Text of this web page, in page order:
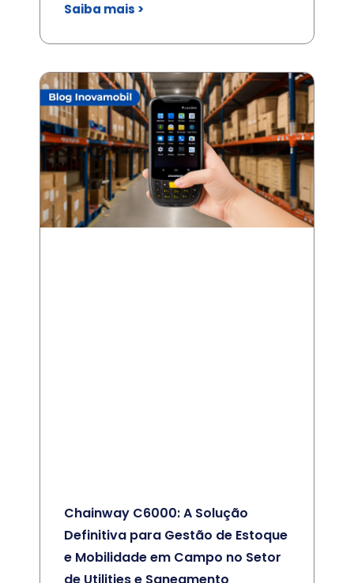
Saiba mais >
Chainway C6000: A Solução
Definitiva para Gestão de Estoque
e Mobilidade em Campo no Setor